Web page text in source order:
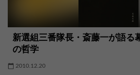
新選組三番隊長・斎藤一が語る
の哲学
2010.12.20